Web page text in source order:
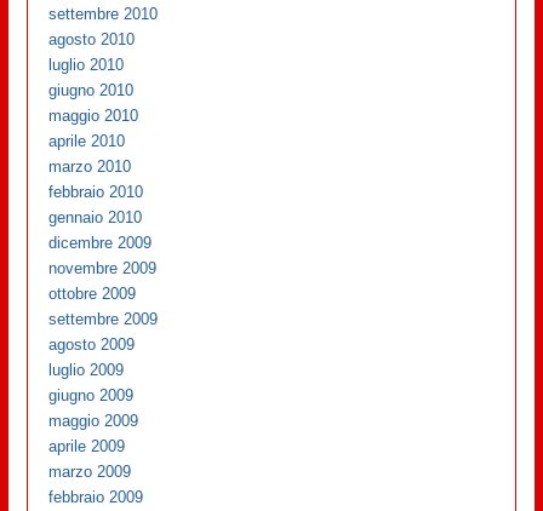
settembre 2010
agosto 2010
luglio 2010
giugno 2010
maggio 2010
aprile 2010
marzo 2010
febbraio 2010
gennaio 2010
dicembre 2009
novembre 2009
ottobre 2009
settembre 2009
agosto 2009
luglio 2009
giugno 2009
maggio 2009
aprile 2009
marzo 2009
febbraio 2009